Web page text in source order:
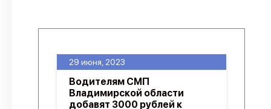
29 июня, 2023
Водителям СМП
Владимирской области
добавят 3000 рублей к